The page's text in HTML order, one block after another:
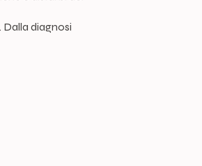
diagnosi